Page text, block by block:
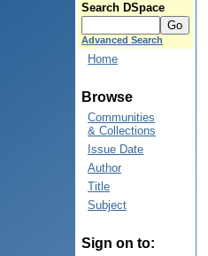
Search DSpace
Advanced Search
Home
Browse
Communities
& Collections
Issue Date
Author
Title
Subject
Sign on to: